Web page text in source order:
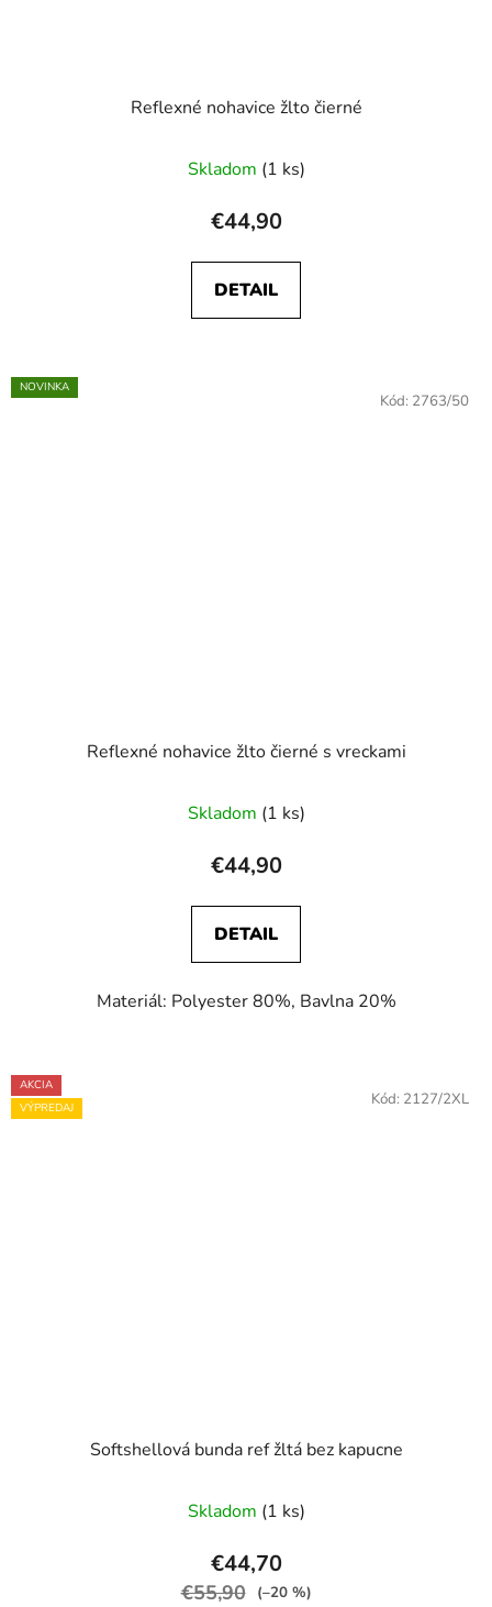
Reflexné nohavice žlto čierné
Skladom (1 ks)
€44,90
DETAIL
NOVINKA
Reflexné nohavice žlto čierné s vreckami
Skladom (1 ks)
€44,90
DETAIL
Materiál: Polyester 80%, Bavlna 20%
Kód: 2763/50
AKCIA
VÝPREDAJ
Softshellová bunda ref žltá bez kapucne
Skladom (1 ks)
€44,70
€55,90 (–20 %)
Kód: 2127/2XL